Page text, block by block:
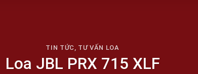
TIN TỨC TƯ VẤN LOA
Loa JBL PRX 715 XLF